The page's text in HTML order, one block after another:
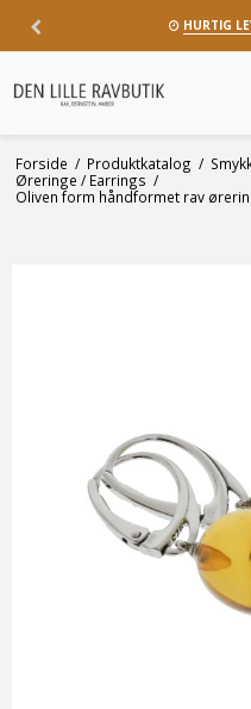
HURTIG
Forside / Produktkatalog /
Øreringe / Earrings /
Oliven form håndformet rav